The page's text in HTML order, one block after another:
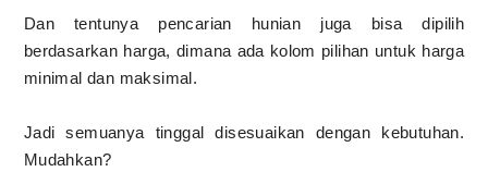
Dan tentunya pencarian hunian juga bisa dipilih
berdasarkan harga, dimana ada kolom pilihan untuk harga
minimal dan maksimal.
Jadi semuanya tinggal disesuaikan dengan kebutuhan.
Mudahkan?